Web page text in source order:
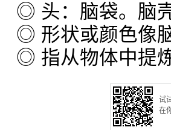
◎ 头：脑袋。脑
◎ 形状或颜色像
◎ 指从物体中提
试
在